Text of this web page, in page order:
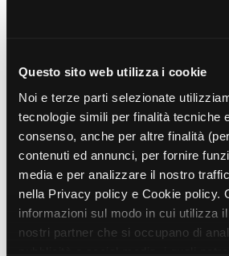
Questo sito web utilizza i cookie
Noi e terze parti selezionate
tecnologie simili per finalità tecniche
consenso, anche per altre finalità
contenuti ed annunci, per fornire
media e per analizzare il nostro
nella Privacy policy e Cookie policy.
informazioni sul modo in cui utilizza
nostri partner che si occupano di
Film correlati presenti
database
CORTOMETRAGGI
Walking in my
Max Chicco, Italia,
Meibi Produzioni
CORTOMETRAGGI
C’era una